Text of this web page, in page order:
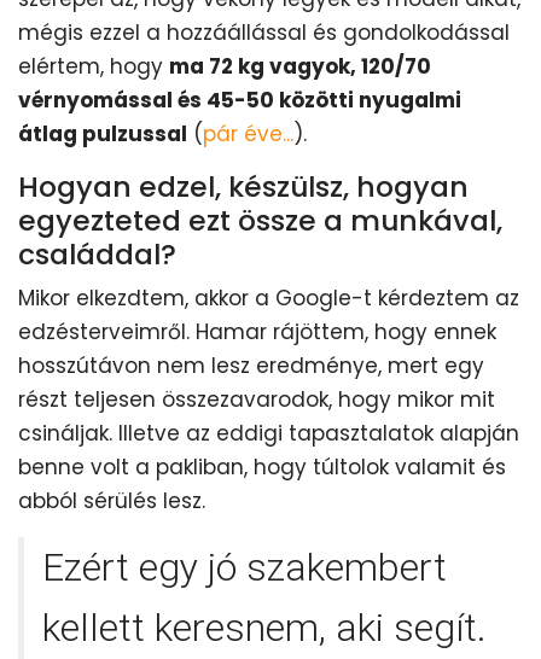
mégis ezzel a hozzáállással és gondolkodással
elértem, hogy ma 72 kg vagyok, 120/70
vérnyomással és 45-50 közötti nyugalmi
átlag pulzussal (pár éve...).
Hogyan edzel, készülsz, hogyan
egyezteted ezt össze a munkával,
családdal?
Mikor elkezdtem, akkor a Google-t kérdeztem az
edzésterveimről. Hamar rájöttem, hogy ennek
hosszútávon nem lesz eredménye, mert egy
részt teljesen összezavarodok, hogy mikor mit
csináljak. Illetve az eddigi tapasztalatok alapján
benne volt a pakliban, hogy túltolok valamit és
abból sérülés lesz.
Ezért egy jó szakembert
kellett keresnem, aki segít.